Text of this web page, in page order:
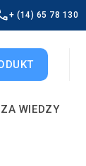
+ (14) 65 78 130
WIEDZY